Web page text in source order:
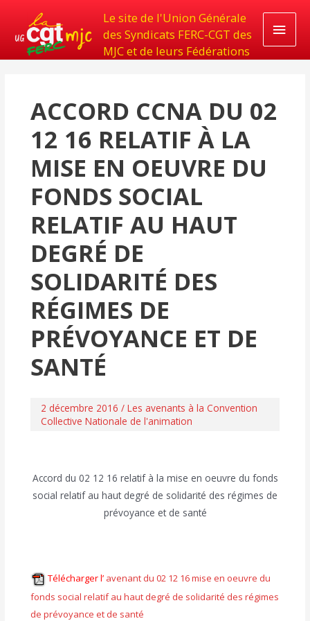
Le site de l'Union Générale
des Syndicats FERC-CGT des
MJC et de leurs Fédérations
ACCORD CCNA DU 02
12 16 RELATIF À LA
MISE EN OEUVRE DU
FONDS SOCIAL
RELATIF AU HAUT
DEGRÉ DE
SOLIDARITÉ DES
RÉGIMES DE
PRÉVOYANCE ET DE
SANTÉ
2 décembre 2016 / Les avenants à la Convention
Collective Nationale de l'animation
Accord du 02 12 16 relatif à la mise en oeuvre du fonds
social relatif au haut degré de solidarité des régimes de
prévoyance et de santé
Télécharger l’ avenant du 02 12 16 mise en oeuvre du
fonds social relatif au haut degré de solidarité des régimes
de prévoyance et de santé